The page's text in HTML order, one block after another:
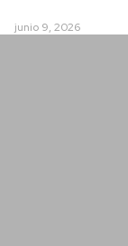
junio 9, 2026